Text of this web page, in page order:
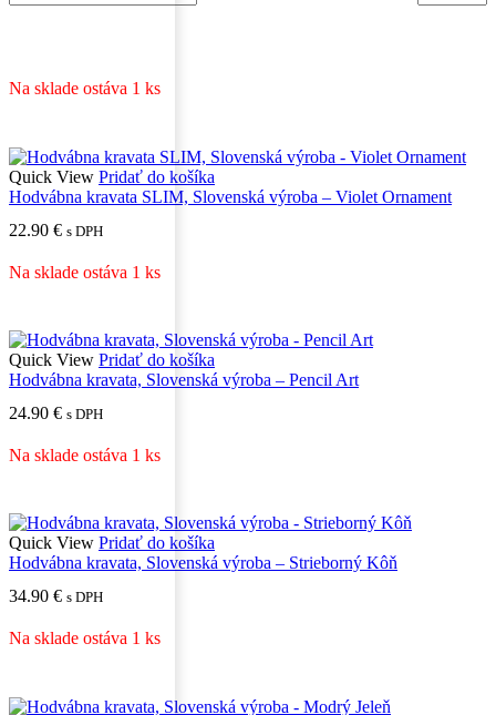
Na sklade ostáva 1 ks
Quick View Pridať do košíka
Hodvábna kravata SLIM, Slovenská výroba – Violet Ornament
22.90 € s DPH
Na sklade ostáva 1 ks
Quick View Pridať do košíka
Hodvábna kravata, Slovenská výroba – Pencil Art
24.90 € s DPH
Na sklade ostáva 1 ks
Quick View Pridať do košíka
Hodvábna kravata, Slovenská výroba – Strieborný Kôň
34.90 € s DPH
Na sklade ostáva 1 ks